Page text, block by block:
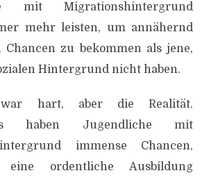
mit Migrationshintergrund
mehr leisten, um annähernd
Chancen zu bekommen als jene,
Hintergrund nicht haben.
hart, aber die Realität.
haben Jugendliche mit
immense Chancen,
ordentliche Ausbildung